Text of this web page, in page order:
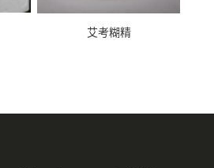
艾考糊精